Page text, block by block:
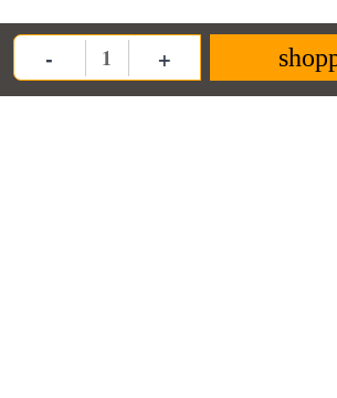
- Quantity +